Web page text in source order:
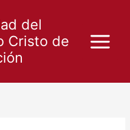
del
Cristo de